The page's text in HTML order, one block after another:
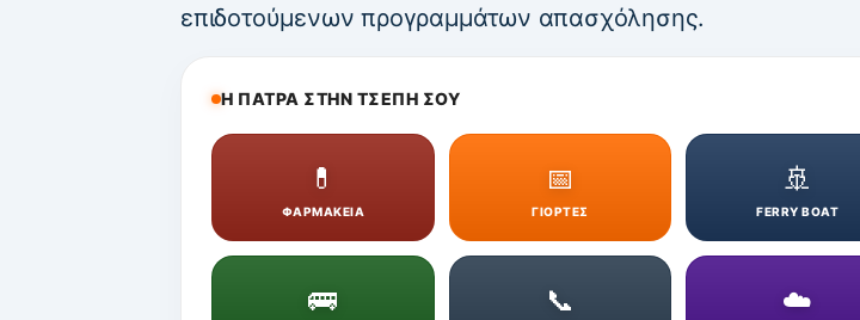
επιδοτούμενων προγραμμάτων απασχόλησης.
Η ΠΑΤΡΑ ΣΤΗΝ ΤΣΕΠΗ ΣΟΥ
💊
ΦΑΡΜΑΚΕΙΑ
📅
ΓΙΟΡΤΕΣ
🚢
FERRY BOAT
🚌 📞 ☁️